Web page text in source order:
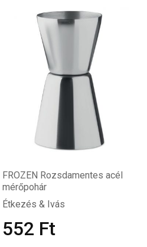
FROZEN Rozsdamentes acél
mérőpohár
Étkezés & Ivás
552 Ft